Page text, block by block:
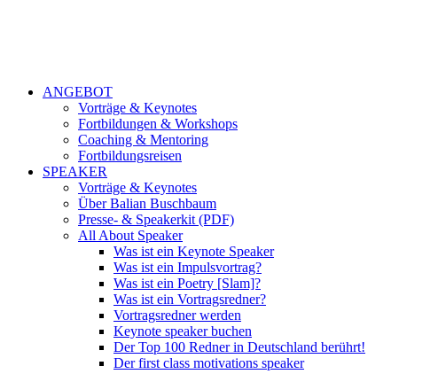
ANGEBOT
Vorträge & Keynotes
Fortbildungen & Workshops
Coaching & Mentoring
Fortbildungsreisen
SPEAKER
Vorträge & Keynotes
Über Balian Buschbaum
Presse- & Speakerkit (PDF)
All About Speaker
Was ist ein Keynote Speaker
Was ist ein Impulsvortrag?
Was ist ein Poetry [Slam]?
Was ist ein Vortragsredner?
Vortragsredner werden
Keynote speaker buchen
Der Top 100 Redner in Deutschland berührt!
Der first class motivations speaker